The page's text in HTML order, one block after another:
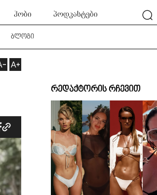
ჰობი პოდკასტები
ბლოგი
რედაქტორის რჩევით